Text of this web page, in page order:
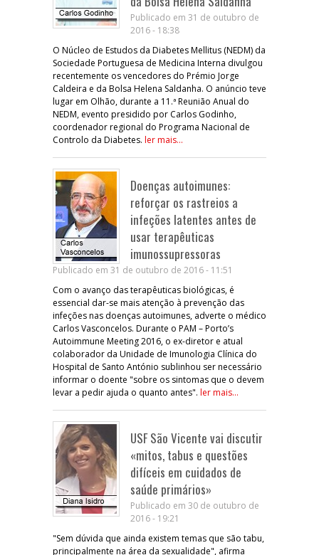
Publicado em 31 de outubro de
2016 - 18:38
O Núcleo de Estudos da Diabetes Mellitus (NEDM) da
Sociedade Portuguesa de Medicina Interna divulgou
recentemente os vencedores do Prémio Jorge
Caldeira e da Bolsa Helena Saldanha. O anúncio teve
lugar em Olhão, durante a 11.ª Reunião Anual do
NEDM, evento presidido por Carlos Godinho,
coordenador regional do Programa Nacional de
Controlo da Diabetes. ler mais...
Doenças autoimunes:
reforçar os rastreios a
infeções latentes antes de
usar terapêuticas
imunossupressoras
Publicado em 31 de outubro de 2016 - 11:51
Com o avanço das terapêuticas biológicas, é
essencial dar-se mais atenção à prevenção das
infeções nas doenças autoimunes, adverte o médico
Carlos Vasconcelos. Durante o PAM – Porto’s
Autoimmune Meeting 2016, o ex-diretor e atual
colaborador da Unidade de Imunologia Clínica do
Hospital de Santo António sublinhou ser necessário
informar o doente "sobre os sintomas que o devem
levar a pedir ajuda o quanto antes". ler mais...
USF São Vicente vai discutir
«mitos, tabus e questões
difíceis em cuidados de
saúde primários»
Publicado em 30 de outubro de
2016 - 19:21
"Sem dúvida que ainda existem temas que são tabu,
principalmente na área da sexualidade", afirma